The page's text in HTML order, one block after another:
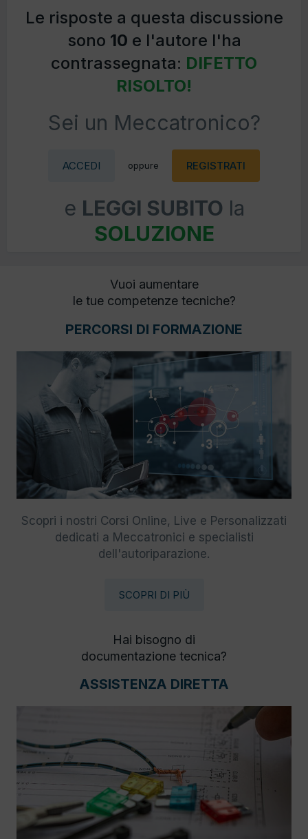
Le risposte a questa discussione
sono 10 e l'autore l'ha
contrassegnata: DIFETTO
RISOLTO!
Sei un Meccatronico?
ACCEDI oppure REGISTRATI
e LEGGI SUBITO la
SOLUZIONE
Vuoi aumentare
le tue competenze tecniche?
PERCORSI DI FORMAZIONE
Scopri i nostri Corsi Online, Live e Personalizzati
dedicati a Meccatronici e specialisti
dell'autoriparazione.
SCOPRI DI PIÙ
Hai bisogno di
documentazione tecnica?
ASSISTENZA DIRETTA